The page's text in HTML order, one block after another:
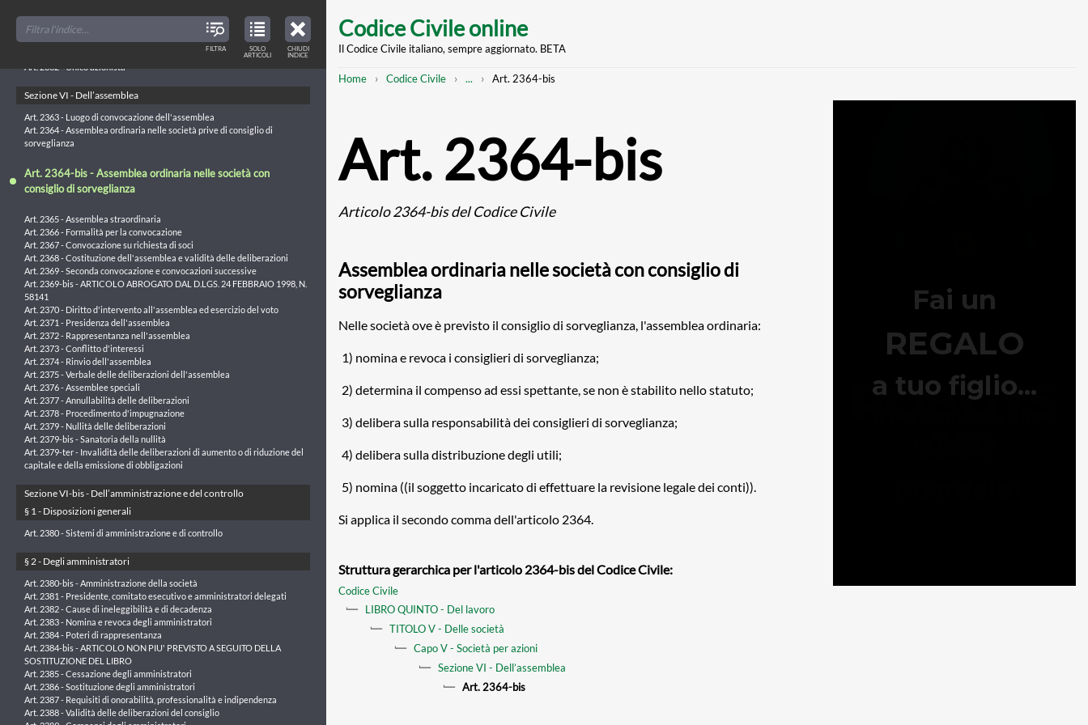
TABLE
OF
CONTENTS
CHIUDI
INDICE
main
Codice Civile online
Il Codice Civile italiano, sempre aggiornato. BETA
Breadcrumb
Home Codice Civile
Mostra
... Art. 2364-bis
Art. 2364-bis
Articolo 2364-bis del Codice Civile
Assemblea ordinaria nelle società con consiglio di
sorveglianza
Nelle società ove è previsto il consiglio di sorveglianza, l'assemblea ordinaria:
1) nomina e revoca i consiglieri di sorveglianza;
2) determina il compenso ad essi spettante, se non è stabilito nello statuto;
3) delibera sulla responsabilità dei consiglieri di sorveglianza;
4) delibera sulla distribuzione degli utili;
5) nomina ((il soggetto incaricato di effettuare la revisione legale dei conti)).
Si applica il secondo comma dell'articolo 2364.
Struttura gerarchica per l'articolo 2364-bis del Codice Civile:
Codice Civile
LIBRO QUINTO - Del lavoro
TITOLO V - Delle società
Capo V - Società per azioni
Sezione VI - Dell’assemblea
Art. 2364-bis
TOC
TITLES
FILTRA
VIEW
ONLY
ARTICLES
IN
TABLE
SOLO
ARTICOLI
Art. 2359-quinquies - Sottoscrizione di azioni o quote della società
controllante
Art. 2360 - Divieto di sottoscrizione reciproca di azioni
Art. 2362 - Unico azionista
Sezione VI - Dell’assemblea
Art. 2363 - Luogo di convocazione dell'assemblea
Art. 2364 - Assemblea ordinaria nelle società prive di consiglio di
sorveglianza
Art. 2364-bis - Assemblea ordinaria nelle società con
consiglio di sorveglianza
Art. 2365 - Assemblea straordinaria
Art. 2366 - Formalità per la convocazione
Art. 2367 - Convocazione su richiesta di soci
Art. 2368 - Costituzione dell'assemblea e validità delle deliberazioni
Art. 2369 - Seconda convocazione e convocazioni successive
Art. 2369-bis - ARTICOLO ABROGATO DAL D.LGS. 24 FEBBRAIO 1998, N.
58141
Art. 2370 - Diritto d'intervento all'assemblea ed esercizio del voto
Art. 2371 - Presidenza dell'assemblea
Art. 2372 - Rappresentanza nell'assemblea
Art. 2373 - Conflitto d'interessi
Art. 2374 - Rinvio dell'assemblea
Art. 2375 - Verbale delle deliberazioni dell'assemblea
Art. 2376 - Assemblee speciali
Art. 2377 - Annullabilità delle deliberazioni
Art. 2378 - Procedimento d'impugnazione
Art. 2379 - Nullità delle deliberazioni
Art. 2379-bis - Sanatoria della nullità
Art. 2379-ter - Invalidità delle deliberazioni di aumento o di riduzione del
capitale e della emissione di obbligazioni
Sezione VI-bis - Dell’amministrazione e del controllo
§ 1 - Disposizioni generali
Art. 2380 - Sistemi di amministrazione e di controllo
§ 2 - Degli amministratori
Art. 2380-bis - Amministrazione della società
Art. 2381 - Presidente, comitato esecutivo e amministratori delegati
Art. 2382 - Cause di ineleggibilità e di decadenza
Art. 2383 - Nomina e revoca degli amministratori
Art. 2384 - Poteri di rappresentanza
Art. 2384-bis - ARTICOLO NON PIU' PREVISTO A SEGUITO DELLA
SOSTITUZIONE DEL LIBRO
Art. 2385 - Cessazione degli amministratori
Art. 2386 - Sostituzione degli amministratori
Art. 2387 - Requisiti di onorabilità, professionalità e indipendenza
Art. 2388 - Validità delle deliberazioni del consiglio